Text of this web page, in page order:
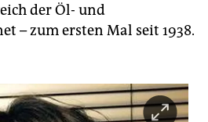
der Öl- und
– zum ersten Mal seit 1938.